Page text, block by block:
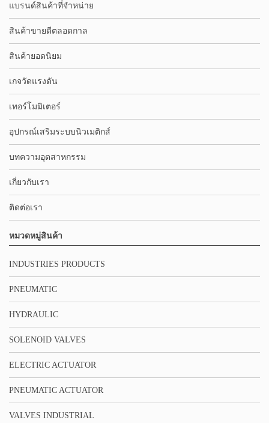
แบรนด์สินค้าที่จำหน่าย
สินค้าขายดีตลอดกาล
สินค้ายอดนิยม
เกจวัดแรงดัน
เทอร์โมมิเตอร์
อุปกรณ์เสริมระบบนิวเมติกส์
บทความอุตสาหกรรม
เกี่ยวกับเรา
ติดต่อเรา
หมวดหมู่สินค้า
INDUSTRIES PRODUCTS
PNEUMATIC
HYDRAULIC
SOLENOID VALVES
ELECTRIC ACTUATOR
PNEUMATIC ACTUATOR
VALVES INDUSTRIAL